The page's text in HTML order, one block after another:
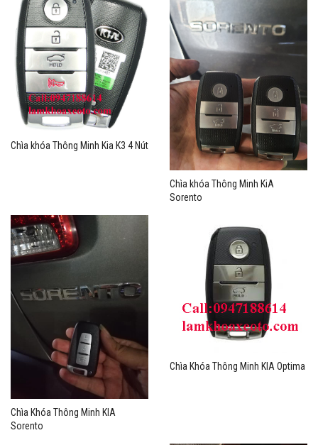
Chìa khóa Thông Minh Kia K3 4 Nút
Chìa khóa Thông Minh KiA
Sorento
Chìa Khóa Thông Minh KIA
Sorento
Chìa Khóa Thông Minh KIA Optima